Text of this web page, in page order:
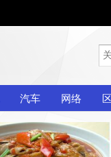
汽车 网络